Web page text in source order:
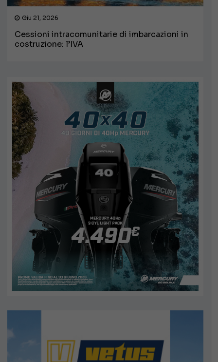
Giu 21, 2026
Cessioni intracomunitarie di imbarcazioni in
costruzione: l’IVA